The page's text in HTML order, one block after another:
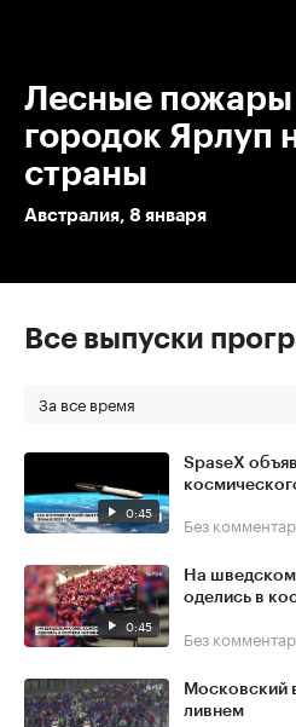
Лесные пожары
городок Ярлуп
страны
Австралия, 8 января
Все выпуски
За все время
0:45
SpaseX
Без
0:45
На
оделись в
Без
Московский
ливнем